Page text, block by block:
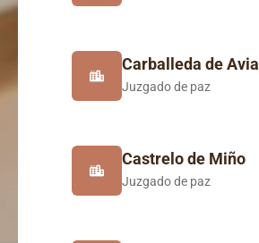
Carballeda de Avia
Juzgado de paz
Castrelo de Miño
Juzgado de paz